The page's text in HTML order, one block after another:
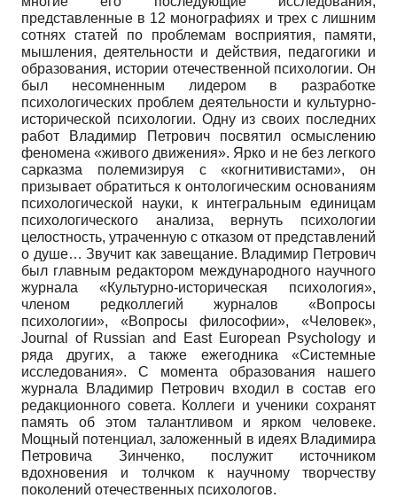
представленные в 12 монографиях и трех с лишним
сотнях статей по проблемам восприятия, памяти,
мышления, деятельности и действия, педагогики и
образования, истории отечественной психологии. Он
был несомненным лидером в разработке
психологических проблем деятельности и культурно-
исторической психологии. Одну из своих последних
работ Владимир Петрович посвятил осмыслению
феномена «живого движения». Ярко и не без легкого
сарказма полемизируя с «когнитивистами», он
призывает обратиться к онтологическим основаниям
психологической науки, к интегральным единицам
психологического анализа, вернуть психологии
целостность, утраченную с отказом от представлений
о душе… Звучит как завещание. Владимир Петрович
был главным редактором международного научного
журнала «Культурно-историческая психология»,
членом редколлегий журналов «Вопросы
психологии», «Вопросы философии», «Человек»,
Journal of Russian and East European Psychology и
ряда других, а также ежегодника «Системные
исследования». С момента образования нашего
журнала Владимир Петрович входил в состав его
редакционного совета. Коллеги и ученики сохранят
память об этом талантливом и ярком человеке.
Мощный потенциал, заложенный в идеях Владимира
Петровича Зинченко, послужит источником
вдохновения и толчком к научному творчеству
поколений отечественных психологов.